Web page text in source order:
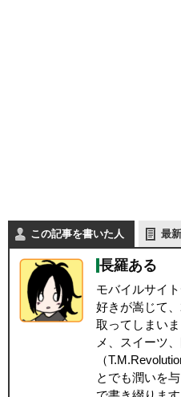
この記事を書いた人 最
長羅ある
モバイルサイ
好きが嵩じて
取ってしまい
メ、スイーツ
（
とでも潤いを